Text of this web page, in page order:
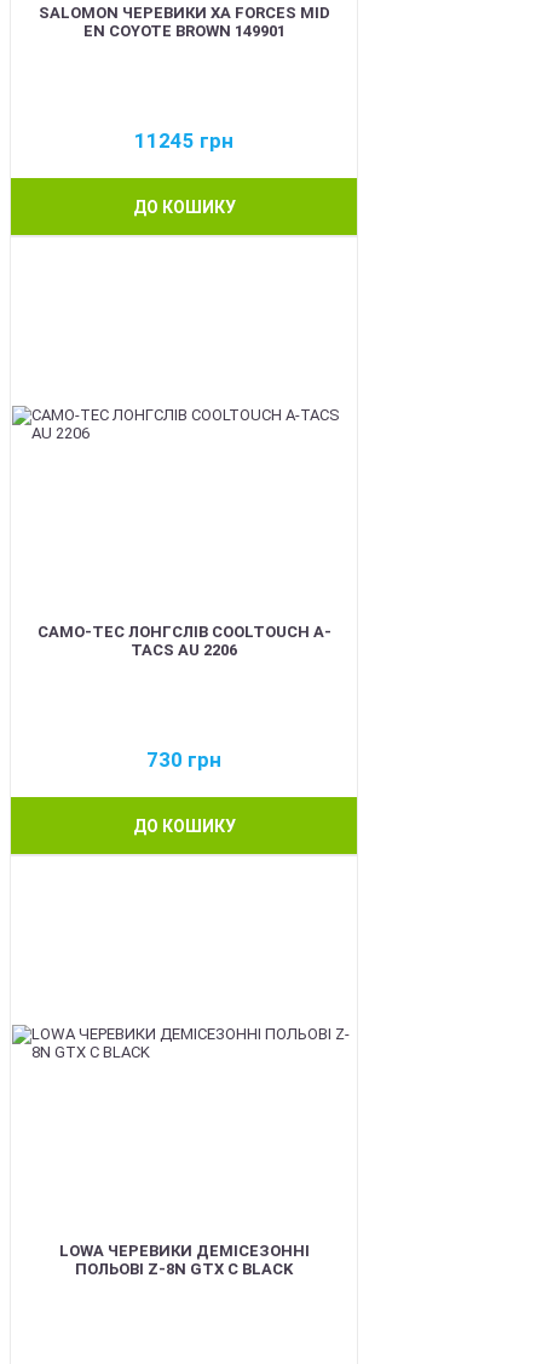
SALOMON ЧЕРЕВИКИ XA FORCES MID
EN COYOTE BROWN 149901
11245 грн
ДО КОШИКУ
CAMO-TEC ЛОНГСЛІВ COOLTOUCH A-
TACS AU 2206
730 грн
ДО КОШИКУ
LOWA ЧЕРЕВИКИ ДЕМІСЕЗОННІ
ПОЛЬОВІ Z-8N GTX C BLACK